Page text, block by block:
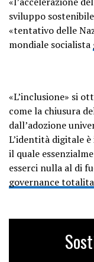
sviluppo
«tentativo delle
mondiale socialista
«L’inclusione» si
come la chiusura
dall’adozione
L’identità digitale è
il quale
esserci nulla al di
governance